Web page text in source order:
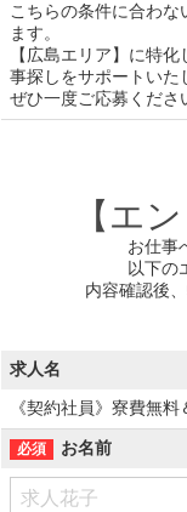
こちらの条件に合わ
ます。
【広島エリア】に特
事探しをサポートい
ぜひ一度ご応募くださ
【エ
お仕事
以下の
内容確認後
求人名
《契約社員》寮費無
お名前